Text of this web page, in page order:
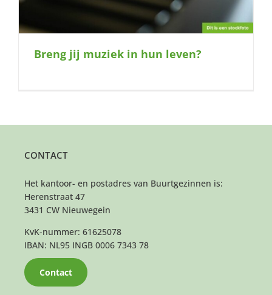
Breng jij muziek in hun leven?
CONTACT
Het kantoor- en postadres van Buurtgezinnen is:
Herenstraat 47
3431 CW Nieuwegein
KvK-nummer: 61625078
IBAN: NL95 INGB 0006 7343 78
Contact